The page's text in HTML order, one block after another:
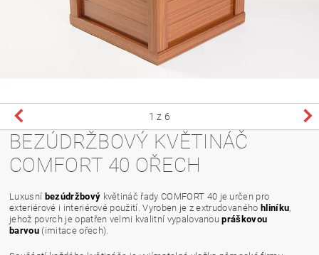
1 z 6
BEZÚDRŽBOVÝ KVĚTINÁČ
COMFORT 40 OŘECH
Luxusní bezúdržbový květináč řady COMFORT 40 je určen pro
exteriérové i interiérové použití. Vyroben je z extrudovaného hliníku,
jehož povrch je opatřen velmi kvalitní vypalovanoupráškovou
barvou (imitace ořech).